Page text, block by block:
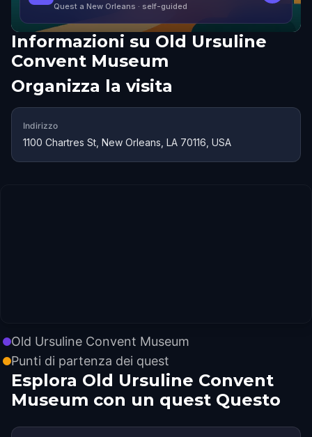
Quest a New Orleans · self-guided
Informazioni su Old Ursuline
Convent Museum
Organizza la visita
Indirizzo
1100 Chartres St, New Orleans, LA 70116, USA
Old Ursuline Convent Museum
Punti di partenza dei quest
Esplora Old Ursuline Convent
Museum con un quest Questo